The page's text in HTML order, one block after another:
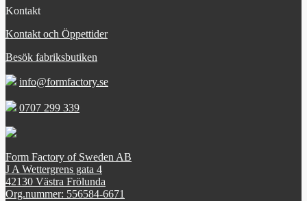
Kontakt
Kontakt och Öppettider
Besök fabriksbutiken
info@formfactory.se
0707 299 339
Form Factory of Sweden AB
J A Wettergrens gata 4
42130 Västra Frölunda
Org.nummer: 556584-6671